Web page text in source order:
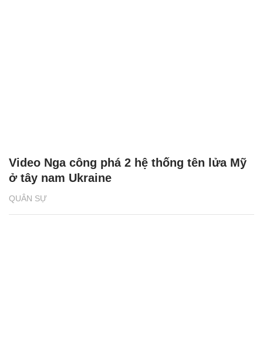
QUÂN SỰ
Video Nga công phá 2 hệ thống tên lửa Mỹ
ở tây nam Ukraine